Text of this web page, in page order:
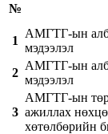
№
1
АМГТГ-ын
мэдээлэл
2
АМГТГ-ын
мэдээлэл
3
АМГТГ-ын
ажиллах
хөтөлбөрийн